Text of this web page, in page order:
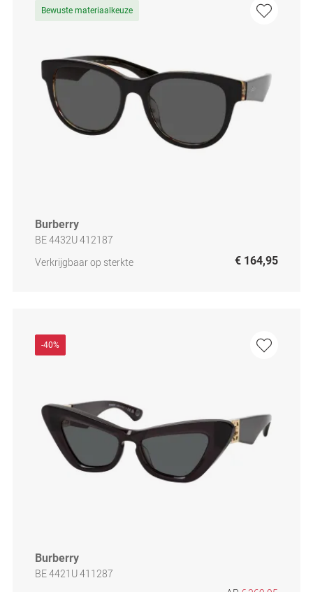
Bewuste materiaalkeuze
Burberry
BE 4432U 412187
Verkrijgbaar op sterkte
€ 164,95
-40%
Burberry
BE 4421U 411287